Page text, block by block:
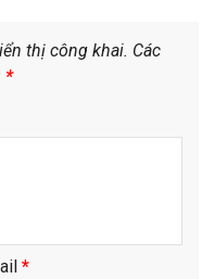
thị công khai. Các
*
*